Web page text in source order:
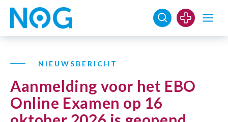
NIEUWSBERICHT
Aanmelding voor het EBO
Online Examen op 16